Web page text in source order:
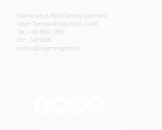
Mjølnersvej 6, 8230 Åbyhøj, Denmark
Open: Tuesday-Friday 9:30 - 14:00
Tel: (+45) 8612 2835
Cvr .: 14111638
aarhus@valgmenighed.dk